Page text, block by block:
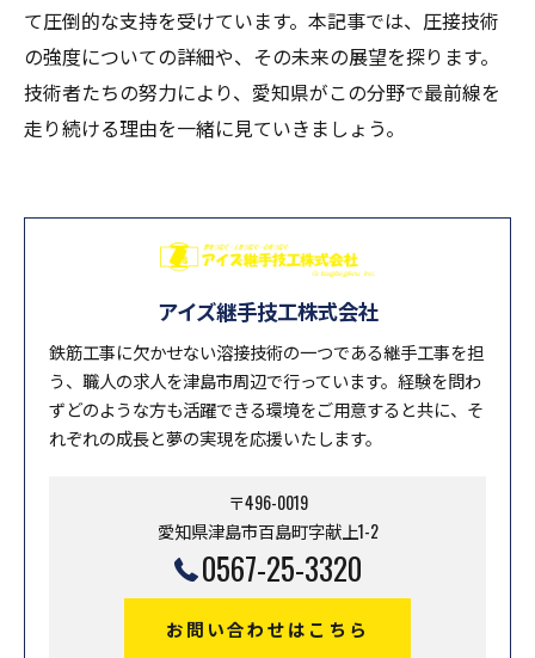
て圧倒的な支持を受けています。本記事では、圧接技術
の強度についての詳細や、その未来の展望を探ります。
技術者たちの努力により、愛知県がこの分野で最前線を
走り続ける理由を一緒に見ていきましょう。
アイズ継手技工株式会社
鉄筋工事に欠かせない溶接技術の一つである継手工事を担
う、職人の求人を津島市周辺で行っています。経験を問わ
ずどのような方も活躍できる環境をご用意すると共に、そ
れぞれの成長と夢の実現を応援いたします。
〒496-0019
愛知県津島市百島町字献上1-2
0567-25-3320
お問い合わせはこちら